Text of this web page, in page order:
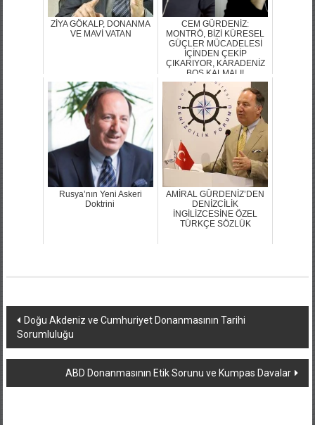
ZİYA GÖKALP, DONANMA
VE MAVİ VATAN
CEM GÜRDENİZ:
MONTRÖ, BİZİ KÜRESEL
GÜÇLER MÜCADELESİ
İÇİNDEN ÇEKİP
ÇIKARIYOR, KARADENİZ
BOŞ KALMALI!
Rusya’nın Yeni Askeri
Doktrini
AMİRAL GÜRDENİZ’DEN
DENİZCİLİK
İNGİLİZCESİNE ÖZEL
TÜRKÇE SÖZLÜK
Yazı
dolaşımı
Doğu Akdeniz ve Cumhuriyet Donanmasının Tarihi
Sorumluluğu
ABD Donanmasının Etik Sorunu ve Kumpas Davalar